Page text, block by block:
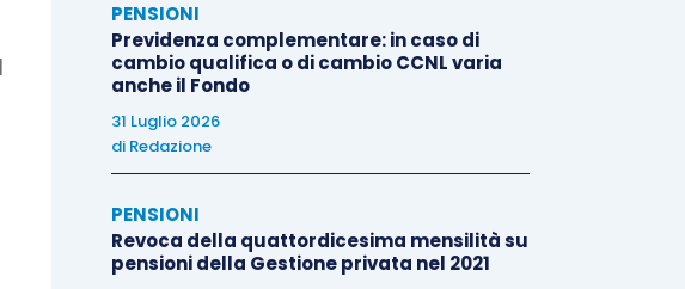
PENSIONI
Previdenza complementare: in caso di
cambio qualifica o di cambio CCNL varia
anche il Fondo
31 Luglio 2026
di Redazione
PENSIONI
Revoca della quattordicesima mensilità su
pensioni della Gestione privata nel 2021